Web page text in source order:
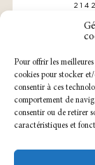
Pour offrir les
cookies pour stocker
consentir à ces
comportement de
consentir ou de retirer
caractéristiques et